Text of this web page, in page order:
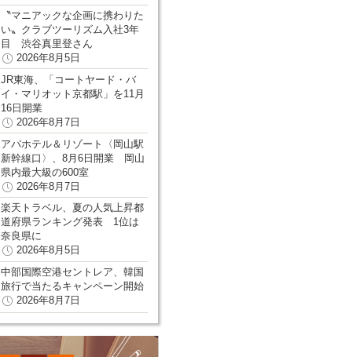
〝マニアックな企画に携わりた
い〟クラブツーリズム入社3年
目 渋谷真里登さん
2026年8月5日
JR東海、「コートヤード・バ
イ・マリオット京都駅」を11月
16日開業
2026年8月7日
アパホテル＆リゾート〈岡山駅
新幹線口〉、8月6日開業 岡山
県内最大級の600室
2026年8月7日
楽天トラベル、夏の人気上昇都
道府県ランキング発表 1位は
奈良県に
2026年8月5日
中部国際空港セントレア、韓国
旅行で当たるキャンペーン開始
2026年8月7日